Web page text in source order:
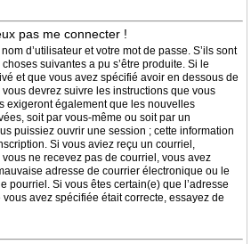
pas me connecter !
d’utilisateur et votre mot de passe. S’ils sont
suivantes a pu s’être produite. Si le
et que vous avez spécifié avoir en dessous de
devrez suivre les instructions que vous
exigeront également que les nouvelles
soit par vous-même ou soit par un
puissiez ouvrir une session ; cette information
Si vous aviez reçu un courriel,
ne recevez pas de courriel, vous avez
adresse de courrier électronique ou le
pourriel. Si vous êtes certain(e) que l’adresse
avez spécifiée était correcte, essayez de